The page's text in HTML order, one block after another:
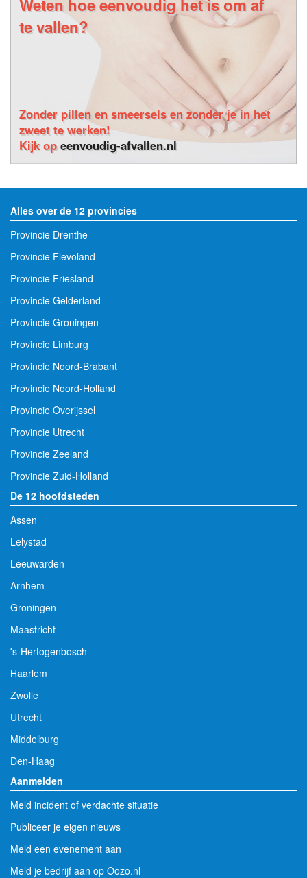
Weten hoe eenvoudig het is om af
te vallen?
Zonder pillen en smeersels en zonder je in het
zweet te werken!
Kijk opeenvoudig-afvallen.nl
Alles over de 12 provincies
Provincie Drenthe
Provincie Flevoland
Provincie Friesland
Provincie Gelderland
Provincie Groningen
Provincie Limburg
Provincie Noord-Brabant
Provincie Noord-Holland
Provincie Overijssel
Provincie Utrecht
Provincie Zeeland
Provincie Zuid-Holland
De 12 hoofdsteden
Assen
Lelystad
Leeuwarden
Arnhem
Groningen
Maastricht
's-Hertogenbosch
Haarlem
Zwolle
Utrecht
Middelburg
Den-Haag
Aanmelden
Meld incident of verdachte situatie
Publiceer je eigen nieuws
Meld een evenement aan
Meld je bedrijf aan op Oozo.nl